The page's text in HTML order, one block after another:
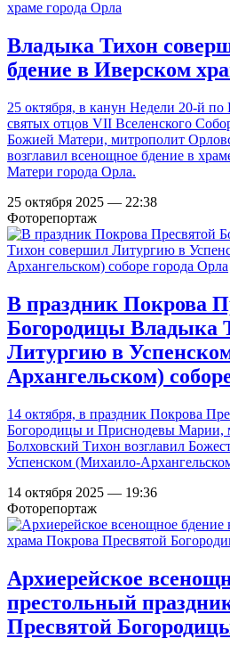
Владыка Тихон
бдение в Иверском
25 октября, в канун Недели 20-й
святых отцов VII Вселенского
Божией Матери, митрополит
возглавил всенощное бдение в
Матери города Орла.
25 октября 2025 — 22:38
Фоторепортаж
В праздник Покрова
Богородицы Владыка
Литургию в
Архангельском)
14 октября, в праздник Покрова
Богородицы и Приснодевы Марии,
Болховский Тихон возглавил
Успенском (Михаило-
14 октября 2025 — 19:36
Фоторепортаж
Архиерейское
престольный
Пресвятой